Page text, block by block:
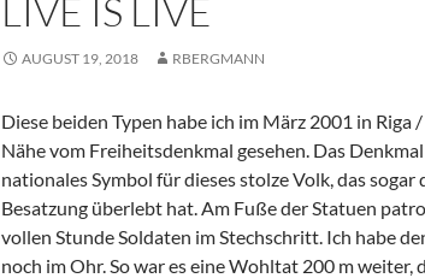
LIVE IS LIVE
AUGUST 19, 2018 RBERGMANN
Diese beiden Typen habe ich im März 2001 in Riga
Nähe vom Freiheitsdenkmal gesehen. Das
nationales Symbol für dieses stolze Volk, das sogar
Besatzung überlebt hat. Am Fuße der Statuen
vollen Stunde Soldaten im Stechschritt. Ich habe
noch im Ohr. So war es eine Wohltat 200 m weiter,